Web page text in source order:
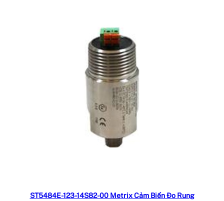
Đọc tiếp
ST5484E-123-14S82-00 Metrix Cảm Biến Đo Rung